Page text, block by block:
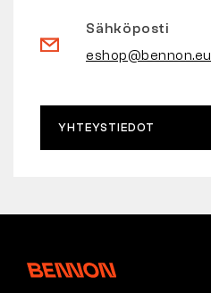
Sähköposti
eshop@bennon.eu
YHTEYSTIEDOT